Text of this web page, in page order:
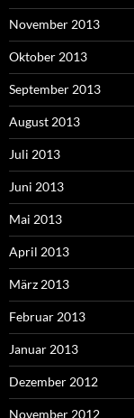
November 2013
Oktober 2013
September 2013
August 2013
Juli 2013
Juni 2013
Mai 2013
April 2013
März 2013
Februar 2013
Januar 2013
Dezember 2012
November 2012